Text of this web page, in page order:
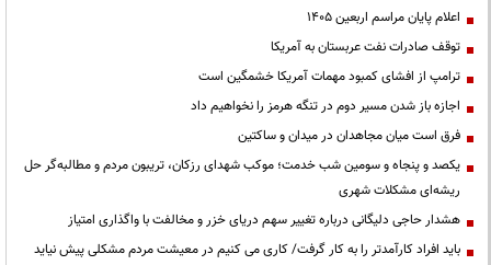
اعلام پایان مراسم اربعین ۱۴۰۵
توقف صادرات نفت عربستان به آمریکا
ترامپ از افشای کمبود مهمات آمریکا خشمگین است
اجازه باز شدن مسیر دوم در تنگه هرمز را نخواهیم داد
فرق است میان مجاهدان در میدان و ساکتین
یکصد و پنجاه و سومین شب خدمت؛ موکب شهدای رزکان، تریبون مردم و مطالبه‌گر حل
ریشه‌ای مشکلات شهری
هشدار حاجی دلیگانی درباره تغییر سهم دریای خزر و مخالفت با واگذاری امتیاز
باید افراد کارآمدتر را به کار گرفت/ کاری می کنیم در معیشت مردم مشکلی پیش نیاید